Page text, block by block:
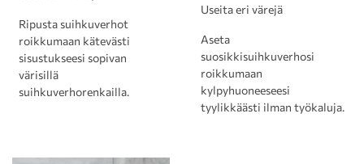
Ripusta suihkuverhot
roikkumaan kätevästi
sisustukseesi sopivan
värisillä
suihkuverhorenkailla.
Useita eri värejä
Aseta
suosikkisuihkuverhosi
roikkumaan
kylpyhuoneeseesi
tyylikkäästi ilman työkaluja.